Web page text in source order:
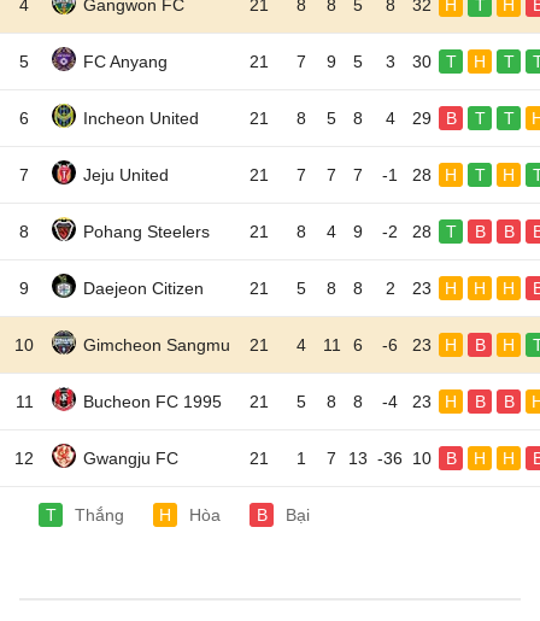
4 Gangwon FC 21 8 8 5 8 32 H T H
5 FC Anyang 21 7 9 5 3 30 T H T
6 Incheon United 21 8 5 8 4 29 B T T
7 Jeju United 21 7 7 7 -1 28 H T H
8 Pohang Steelers 21 8 4 9 -2 28 T B B
9 Daejeon Citizen 21 5 8 8 2 23 H H H
10 Gimcheon Sangmu 21 4 11 6 -6 23 H B H
11 Bucheon FC 1995 21 5 8 8 -4 23 H B B
12 Gwangju FC 21 1 7 13 -36 10 B H H
T Thắng H Hòa B Bại